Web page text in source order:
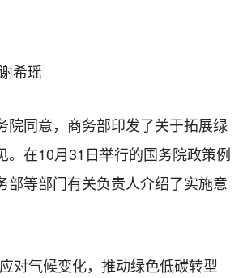
希瑶
院同意，商务部印发了关于拓展绿
。在10月31日举行的国务院政策例
部等部门有关负责人介绍了实施意
对气候变化，推动绿色低碳转型